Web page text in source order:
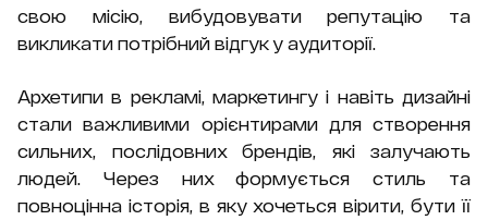
свою місію, вибудовувати репутацію та
викликати потрібний відгук у аудиторії.
Архетипи в рекламі, маркетингу і навіть дизайні
стали важливими орієнтирами для створення
сильних, послідовних брендів, які залучають
людей. Через них формується стиль та
повноцінна історія, в яку хочеться вірити, бути її